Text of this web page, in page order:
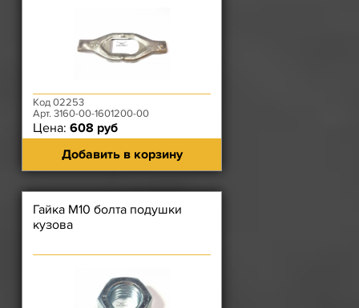
Код 02253
Арт. 3160-00-1601200-00
Цена: 608 руб
Добавить в корзину
Гайка М10 болта подушки
кузова